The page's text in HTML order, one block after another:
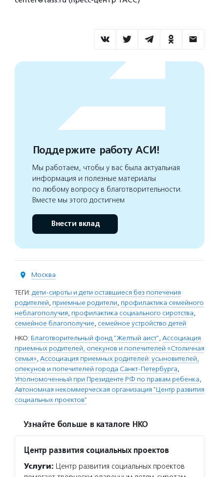
Поддержите работу АСИ!
Мы работаем, чтобы у вас была актуальная
информация и полезные материалы
по любому вопросу в благотворительности.
Вместе мы этого достигнем
Внести вклад
Москва
ТЕГИ: дети-сироты и дети оставшиеся без попечения
родителей, приемные родители, профилактика семейного
неблагополучия, профилактика социального сиротства,
семейное благополучие, семейное устройство детей
НКО: Благотворительный фонд "Желтый аист", Ассоциация
приемных родителей, опекунов и попечителей «Столичная
семья», Ассоциация приемных родителей: усыновителей,
опекунов и попечителей города Санкт-Петербурга,
Уполномоченный при Президенте РФ по правам ребенка,
Автономная некоммерческая организация "Центр развития
социальных проектов"
Узнайте больше в каталоге НКО
Центр развития социальных проектов
Услуги: Центр развития социальных проектов